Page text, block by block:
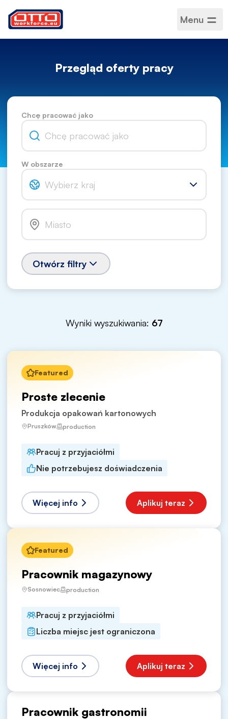
Menu
Przegląd oferty pracy
Chcę pracować jako
W obszarze
Wybierz kraj
Otwórz filtry
Wyniki wyszukiwania: 67
Featured
Proste zlecenie
Produkcja opakowań kartonowych
Pruszków production
Pracuj z przyjaciółmi
Nie potrzebujesz doświadczenia
Więcej info Aplikuj teraz
Featured
Pracownik magazynowy
Sosnowiec production
Pracuj z przyjaciółmi
Liczba miejsc jest ograniczona
Więcej info Aplikuj teraz
Pracownik gastronomii